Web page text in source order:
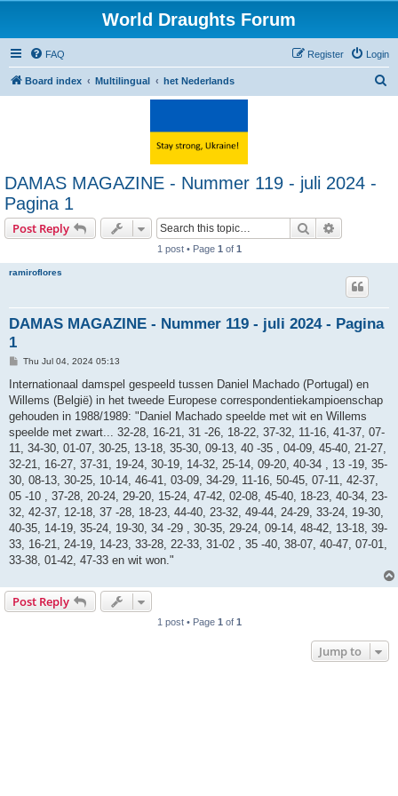
World Draughts Forum
FAQ Login
Register
Board index Multilingual het Nederlands
DAMAS MAGAZINE - Nummer 119 - juli 2024 -
Pagina 1
Post Reply Search
1 post • Page 1 of 1
ramiroflores
DAMAS MAGAZINE - Nummer 119 - juli 2024 - Pagina
1
P
s
Thu Jul 04, 2024 05:13
Internationaal damspel gespeeld tussen Daniel Machado (Portugal) en
Willems (België) in het tweede Europese correspondentiekampioenschap
gehouden in 1988/1989: "Daniel Machado speelde met wit en Willems
speelde met zwart... 32-28, 16-21, 31 -26, 18-22, 37-32, 11-16, 41-37, 07-
11, 34-30, 01-07, 30-25, 13-18, 35-30, 09-13, 40 -35 , 04-09, 45-40, 21-27,
32-21, 16-27, 37-31, 19-24, 30-19, 14-32, 25-14, 09-20, 40-34 , 13 -19, 35-
30, 08-13, 30-25, 10-14, 46-41, 03-09, 34-29, 11-16, 50-45, 07-11, 42-37,
05 -10 , 37-28, 20-24, 29-20, 15-24, 47-42, 02-08, 45-40, 18-23, 40-34, 23-
32, 42-37, 12-18, 37 -28, 18-23, 44-40, 23-32, 49-44, 24-29, 33-24, 19-30,
40-35, 14-19, 35-24, 19-30, 34 -29 , 30-35, 29-24, 09-14, 48-42, 13-18, 39-
33, 16-21, 24-19, 14-23, 33-28, 22-33, 31-02 , 35 -40, 38-07, 40-47, 07-01,
33-38, 01-42, 47-33 en wit won."
Post Reply
1 post • Page 1 of 1
Jump to